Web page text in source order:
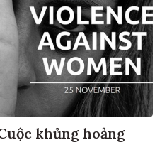
khủng hoảng